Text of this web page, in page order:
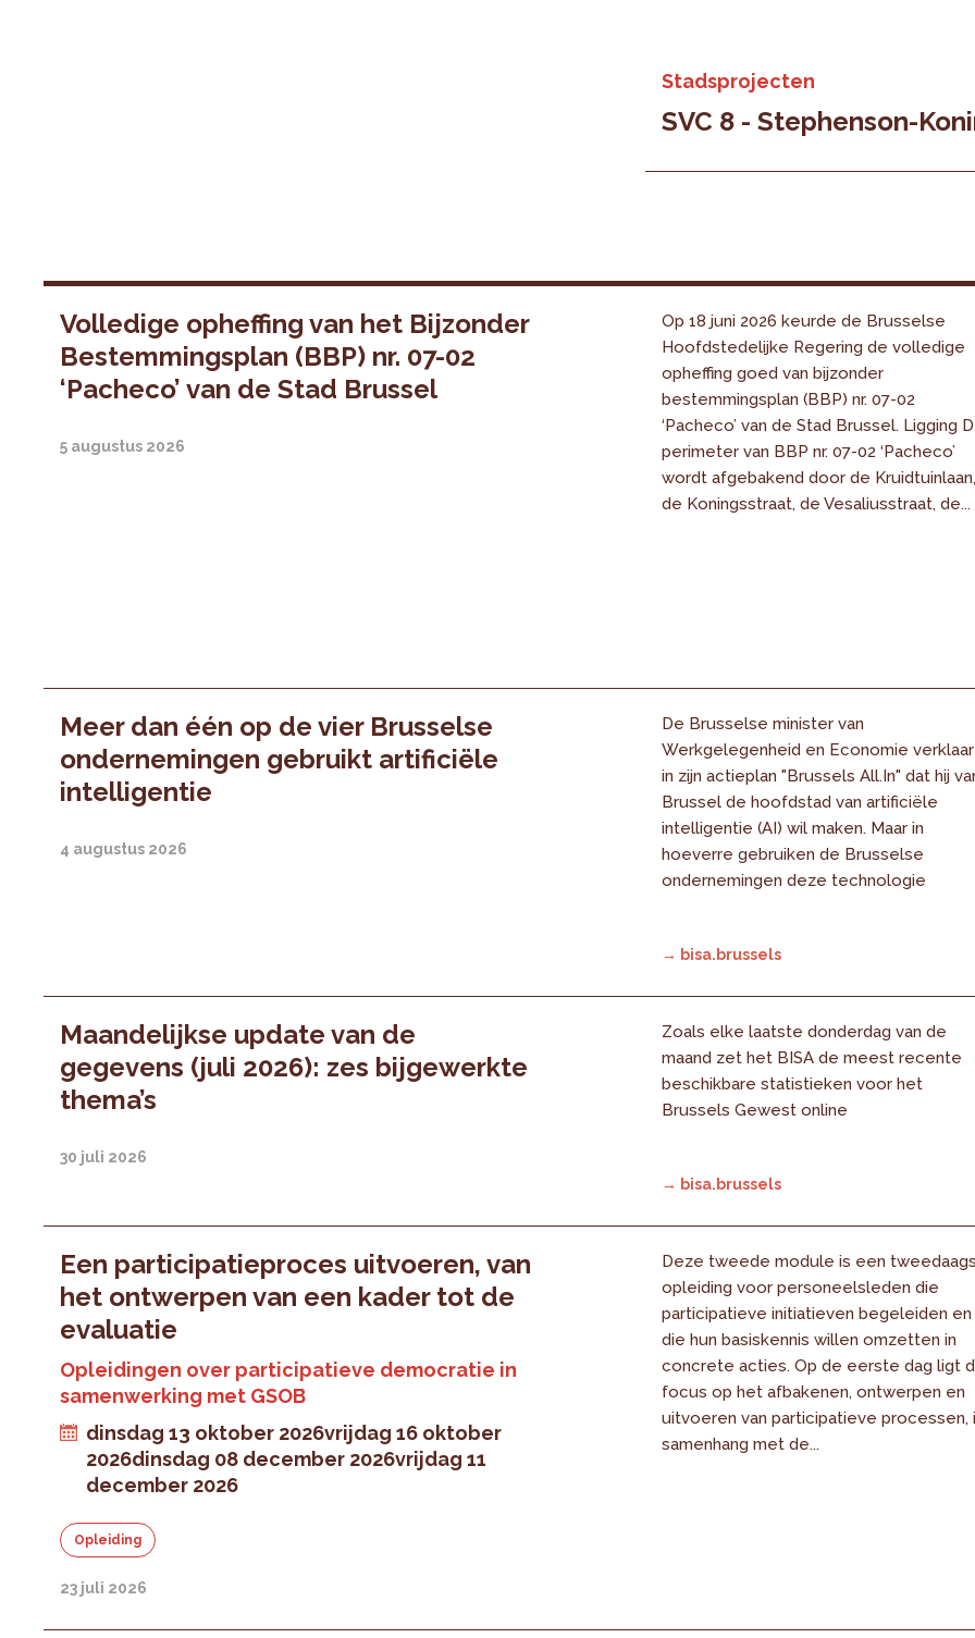
Stadsprojecten
SVC 8 - Stephenson-
Volledige opheffing van het Bijzonder
Bestemmingsplan (BBP) nr. 07-02
‘Pacheco’ van de Stad Brussel
5 augustus 2026
Op 18 juni 2026 keurde de Brusselse
Hoofdstedelijke Regering de volledige
opheffing goed van bijzonder
bestemmingsplan (BBP) nr. 07-02
‘Pacheco’ van de Stad Brussel. Ligging
perimeter van BBP nr. 07-02 ‘Pacheco’
wordt afgebakend door de
de Koningsstraat, de Vesaliusstraat, de...
Meer dan één op de vier Brusselse
ondernemingen gebruikt artificiële
intelligentie
4 augustus 2026
De Brusselse minister van
Werkgelegenheid en Economie
in zijn actieplan "Brussels All.In" dat hij
Brussel de hoofdstad van artificiële
intelligentie (AI) wil maken. Maar in
hoeverre gebruiken de Brusselse
ondernemingen deze technologie
→ bisa.brussels
Maandelijkse update van de
gegevens (juli 2026): zes bijgewerkte
thema’s
30 juli 2026
Zoals elke laatste donderdag van de
maand zet het BISA de meest recente
beschikbare statistieken voor het
Brussels Gewest online
→ bisa.brussels
Een participatieproces uitvoeren, van
het ontwerpen van een kader tot de
evaluatie
Opleidingen over participatieve democratie in
samenwerking met GSOB
dinsdag 13 oktober 2026vrijdag 16 oktober
2026dinsdag 08 december 2026vrijdag 11
december 2026
Opleiding
23 juli 2026
Deze tweede module is een
opleiding voor personeelsleden die
participatieve initiatieven begeleiden en
die hun basiskennis willen omzetten in
concrete acties. Op de eerste dag ligt
focus op het afbakenen, ontwerpen en
uitvoeren van participatieve processen,
samenhang met de...